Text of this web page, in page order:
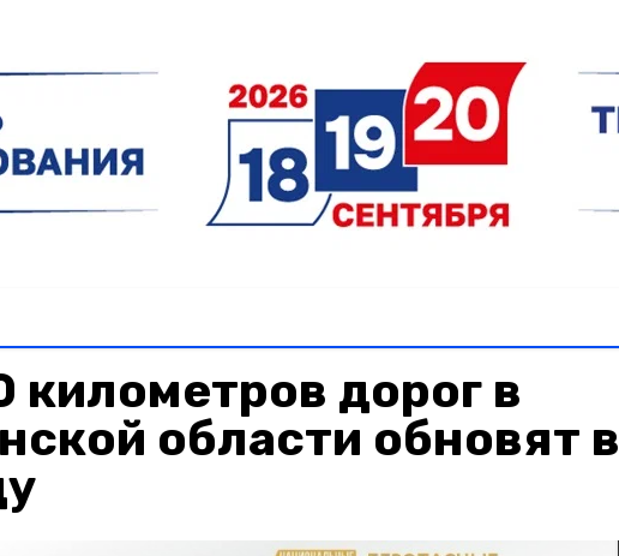
километров дорог в
области обновят в